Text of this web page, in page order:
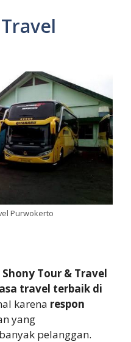
Purwokerto
Shony Tour & Travel
travel terbaik di
karena respon
yang
pelanggan.